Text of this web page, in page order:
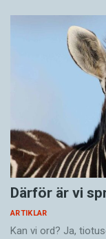
Därför är vi
ARTIKLAR
Kan vi ord? Ja,